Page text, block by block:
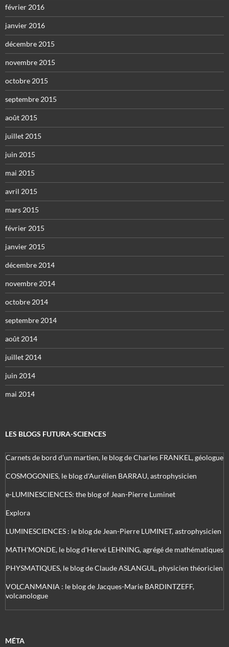
février 2016
janvier 2016
décembre 2015
novembre 2015
octobre 2015
septembre 2015
août 2015
juillet 2015
juin 2015
mai 2015
avril 2015
mars 2015
février 2015
janvier 2015
décembre 2014
novembre 2014
octobre 2014
septembre 2014
août 2014
juillet 2014
juin 2014
mai 2014
LES BLOGS FUTURA-SCIENCES
Carnets de bord d’un martien, le blog de Charles FRANKEL, géologue
COSMOGONIES, le blog d'Aurélien BARRAU, astrophysicien
e-LUMINESCIENCES: the blog of Jean-Pierre Luminet
Explora
LUMINESCIENCES : le blog de Jean-Pierre LUMINET, astrophysicien
MATH'MONDE, le blog d'Hervé LEHNING, agrégé de mathématiques
PHYSMATIQUES, le blog de Claude ASLANGUL, physicien théoricien
VOLCANMANIA : le blog de Jacques-Marie BARDINTZEFF,
volcanologue
MÉTA